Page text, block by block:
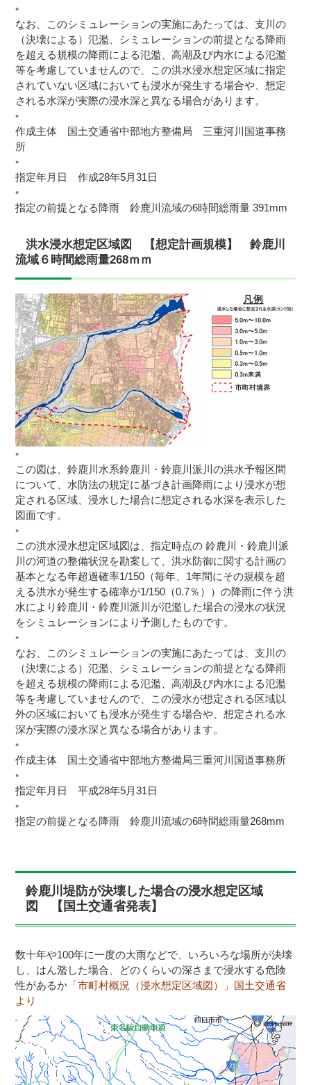
なお、このシミュレーションの実施にあたっては、支川の
（決壊による）氾濫、シミュレーションの前提となる降雨
を超える規模の降雨による氾濫、高潮及び内水による氾濫
等を考慮していませんので、この洪水浸水想定区域に指定
されていない区域においても浸水が発生する場合や、想定
される水深が実際の浸水深と異なる場合があります。
作成主体 国土交通省中部地方整備局 三重河川国道事務
所
指定年月日 作成28年5月31日
指定の前提となる降雨 鈴鹿川流域の6時間総雨量 391mm
洪水浸水想定区域図 【想定計画規模】 鈴鹿川
流域６時間総雨量268ｍｍ
この図は、鈴鹿川水系鈴鹿川・鈴鹿川派川の洪水予報区間
について、水防法の規定に基づき計画降雨により浸水が想
定される区域、浸水した場合に想定される水深を表示した
図面です。
この洪水浸水想定区域図は、指定時点の 鈴鹿川・鈴鹿川派
川の河道の整備状況を勘案して、洪水防御に関する計画の
基本となる年超過確率1/150（毎年、1年間にその規模を超
える洪水が発生する確率が1/150（0.7％））の降雨に伴う洪
水により鈴鹿川・鈴鹿川派川が氾濫した場合の浸水の状況
をシミュレーションにより予測したものです。
なお、このシミュレーションの実施にあたっては、支川の
（決壊による）氾濫、シミュレーションの前提となる降雨
を超える規模の降雨による氾濫、高潮及び内水による氾濫
等を考慮していませんので、この浸水が想定される区域以
外の区域においても浸水が発生する場合や、想定される水
深が実際の浸水深と異なる場合があります。
作成主体 国土交通省中部地方整備局三重河川国道事務所
指定年月日 平成28年5月31日
指定の前提となる降雨 鈴鹿川流域の6時間総雨量268mm
鈴鹿川堤防が決壊した場合の浸水想定区域
図 【国土交通省発表】
数十年や100年に一度の大雨などで、いろいろな場所が決壊
し、はん濫した場合、どのくらいの深さまで浸水する危険
性があるか 「市町村概況（浸水想定区域図）」国土交通省
より